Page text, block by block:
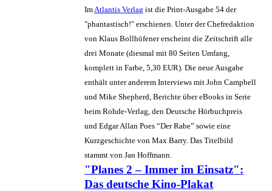
Im Atlantis Verlag ist die Print-Ausgabe 54 der
"phantastisch!" erschienen. Unter der Chefredaktion
von Klaus Bollhöfener erscheint die Zeitschrift alle
drei Monate (diesmal mit 80 Seiten Umfang,
komplett in Farbe, 5,30 EUR). Die neue Ausgabe
enthält unter anderem Interviews mit John Campbell
und Mike Shepherd, Berichte über eBooks in Serie
beim Rohde-Verlag, den Deutsche Hörbuchpreis
und Edgar Allan Poes “Der Rabe” sowie eine
Kurzgeschichte von Max Barry. Das Titelbild
stammt von Jan Hoffmann.
"Planes 2 – Immer im Einsatz":
Das deutsche Kino-Plakat